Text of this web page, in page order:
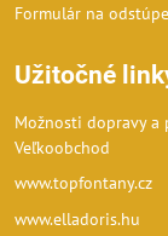
Formulár na
Užitočné
Možnosti dopravy a
Veľkoobchod
www.topfontany.cz
www.elladoris.hu